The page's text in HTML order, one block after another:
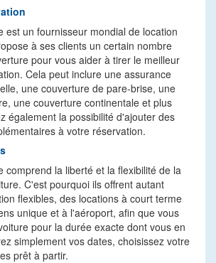
est un fournisseur mondial de location
à ses clients un certain nombre
pour vous aider à tirer le meilleur
Cela peut inclure une assurance
une couverture de pare-brise, une
une couverture continentale et plus
également la possibilité d'ajouter des
à votre réservation.
comprend la liberté et la flexibilité de la
C'est pourquoi ils offrent autant
flexibles, des locations à court terme
unique et à l'aéroport, afin que vous
pour la durée exacte dont vous en
simplement vos dates, choisissez votre
prêt à partir.